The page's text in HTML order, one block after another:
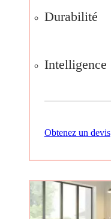
Durabilité
Intelligence
Obtenez un devis